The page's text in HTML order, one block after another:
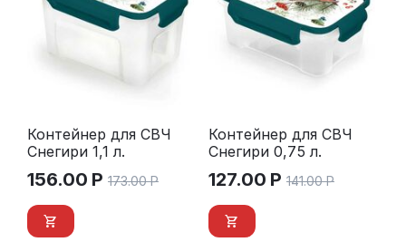
Контейнер для СВЧ
Снегири 1,1 л.
156.00 Р 173.00 Р
Контейнер для СВЧ
Снегири 0,75 л.
127.00 Р 141.00 Р